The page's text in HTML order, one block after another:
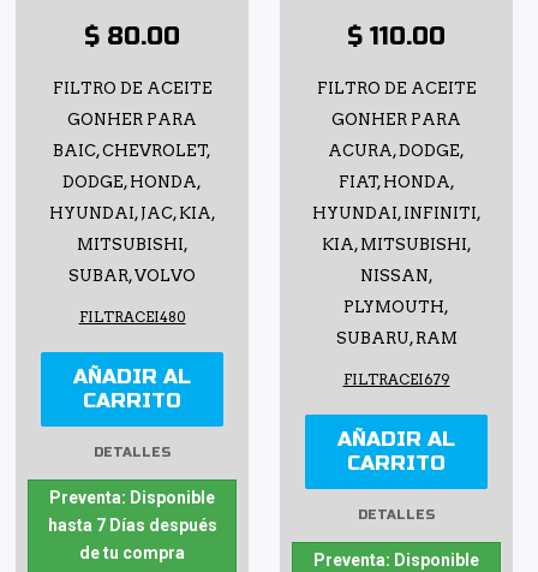
$ 80.00
FILTRO DE ACEITE
GONHER PARA
BAIC, CHEVROLET,
DODGE, HONDA,
HYUNDAI, JAC, KIA,
MITSUBISHI,
SUBAR, VOLVO
FILTRACEI480
AÑADIR AL
CARRITO
DETALLES
Preventa: Disponible
hasta 7 Días después
de tu compra
$ 110.00
FILTRO DE ACEITE
GONHER PARA
ACURA, DODGE,
FIAT, HONDA,
HYUNDAI, INFINITI,
KIA, MITSUBISHI,
NISSAN,
PLYMOUTH,
SUBARU, RAM
FILTRACEI679
AÑADIR AL
CARRITO
DETALLES
Preventa: Disponible